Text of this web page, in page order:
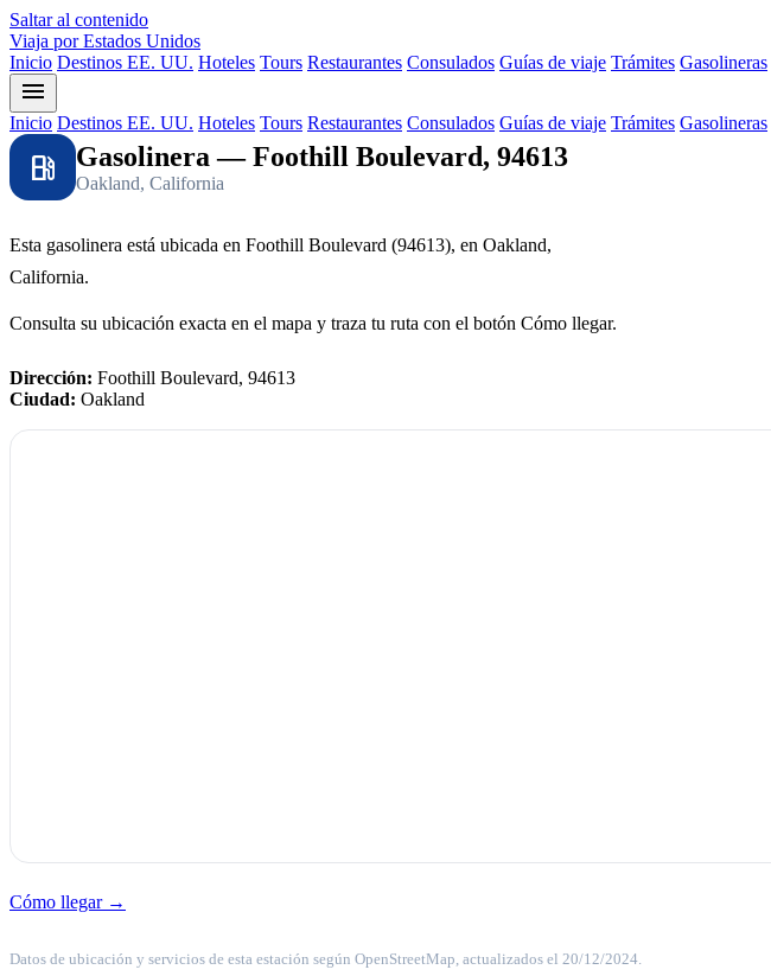
Saltar al contenido
Viaja por Estados Unidos
Inicio Destinos EE. UU. Hoteles Tours Restaurantes Consulados Guías de viaje Trámites Gasolineras
menu
Inicio Destinos EE. UU. Hoteles Tours Restaurantes Consulados Guías de viaje Trámites Gasolineras
local_gas_station Gasolinera — Foothill Boulevard, 94613
Oakland, California
Esta gasolinera está ubicada en Foothill Boulevard (94613), en Oakland,
California.
Consulta su ubicación exacta en el mapa y traza tu ruta con el botón Cómo llegar.
Dirección: Foothill Boulevard, 94613
Ciudad: Oakland
Cómo llegar →
Datos de ubicación y servicios de esta estación según OpenStreetMap, actualizados el 20/12/2024.